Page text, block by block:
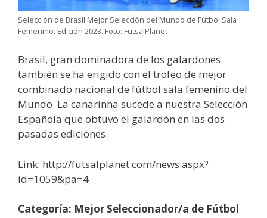
Selección de Brasil Mejor Selección del Mundo de Fútbol Sala
Femenino. Edición 2023. Foto: FutsalPlanet
Brasil, gran dominadora de los galardones
también se ha erigido con el trofeo de mejor
combinado nacional de fútbol sala femenino del
Mundo. La canarinha sucede a nuestra Selección
Española que obtuvo el galardón en las dos
pasadas ediciones.
Link: http://futsalplanet.com/news.aspx?
id=1059&pa=4
Categoría: Mejor Seleccionador/a de Fútbol